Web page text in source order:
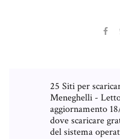
25 Siti per
Meneghelli -
aggiornamento
dove scaricare
del sistema